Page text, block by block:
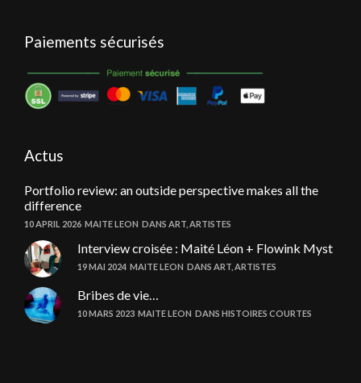
Paiements sécurisés
Actus
Portfolio review: an outside perspective makes all the
difference
10 APRIL 2026 MAITE LEON DANS ART ARTISTES
Interview croisée : Maité Léon + Flowink Myst
19 MAI 2024 MAITE LEON DANS ART ARTISTES
Bribes de vie…
10 MARS 2023 MAITE LEON DANS HISTOIRES COURTES